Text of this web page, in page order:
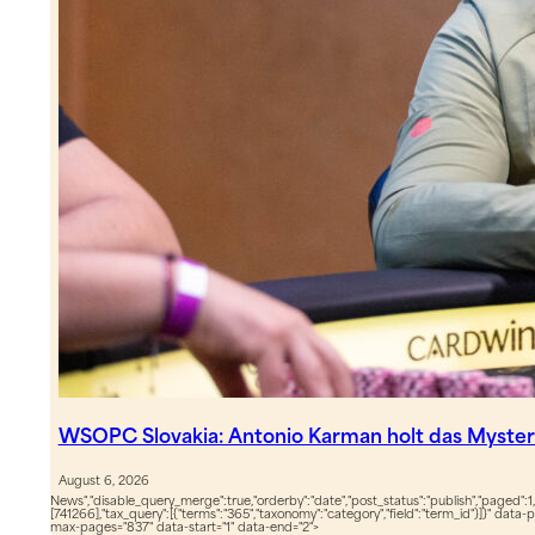
WSOPC Slovakia: Antonio Karman holt das
August 6, 2026
[741266],"tax_query":[{"terms":"365","taxonomy":"category","field":"term_id"}]}" data-
max-pages="837" data-start="1" data-end="2">